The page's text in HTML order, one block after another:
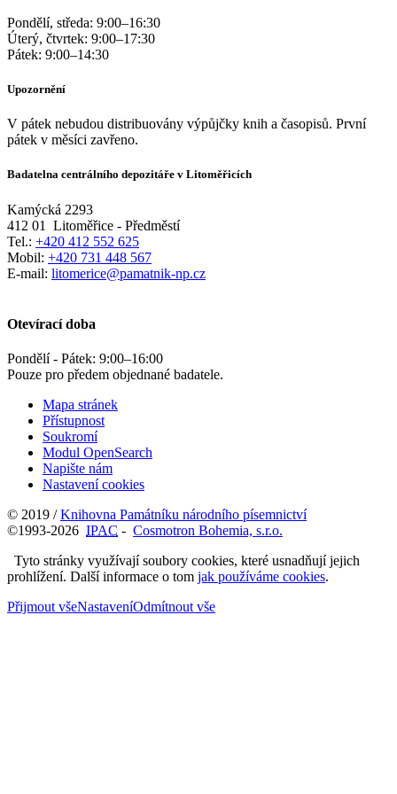
Pondělí, středa: 9:00–16:30
Úterý, čtvrtek: 9:00–17:30
Pátek: 9:00–14:30
Upozornění
V pátek nebudou distribuovány výpůjčky knih a časopisů. První
pátek v měsíci zavřeno.
Badatelna centrálního depozitáře v Litoměřicích
Kamýcká 2293
412 01
Litoměřice - Předměstí
Tel.: +420 412 552 625
Mobil: +420 731 448 567
E-mail: litomerice@pamatnik-np.cz
Otevírací doba
Pondělí - Pátek: 9:00–16:00
Pouze pro předem objednané badatele.
Mapa stránek
Přístupnost
Soukromí
Modul OpenSearch
Napište nám
Nastavení cookies
© 2019 /Knihovna Památníku národního písemnictví
©1993-2026 IPAC - Cosmotron Bohemia, s.r.o.
Tyto stránky využívají soubory cookies, které usnadňují jejich
prohlížení. Další informace o tom jak používáme cookies.
Přijmout všeNastaveníOdmítnout vše